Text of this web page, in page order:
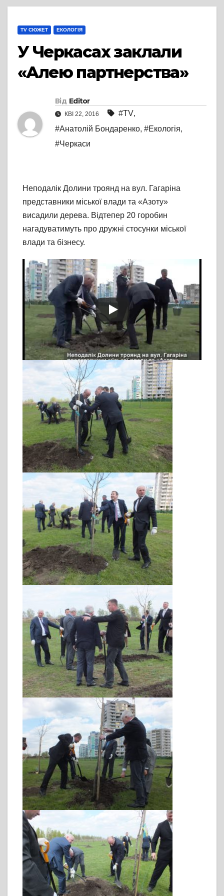
TV СЮЖЕТ ЕКОЛОГІЯ
У Черкасах заклали
«Алею партнерства»
Від Editor
КВІ 22, 2016 #TV,
#Анатолій Бондаренко, #Екологія,
#Черкаси
Неподалік Долини троянд на вул. Гагаріна
представники міської влади та «Азоту»
висадили дерева. Відтепер 20 горобин
нагадуватимуть про дружні стосунки міської
влади та бізнесу.